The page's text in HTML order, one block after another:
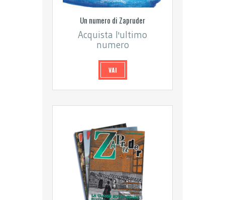
Un numero di Zapruder
Acquista l'ultimo
numero
VAI